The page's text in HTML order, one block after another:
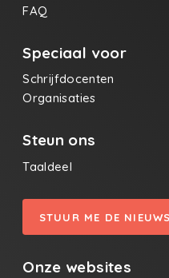
FAQ
Speciaal voor
Schrijfdocenten
Organisaties
Steun ons
Taaldeel
STUUR ME DE
Onze websites